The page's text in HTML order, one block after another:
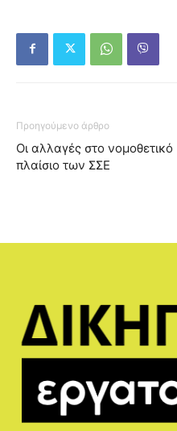
Προηγούμενο άρθρο
Οι αλλαγές στο νομοθετικό
πλαίσιο των ΣΣΕ